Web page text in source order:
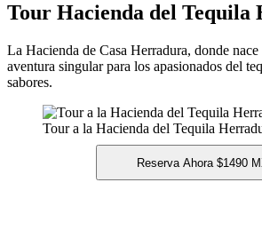
Tour Hacienda del Tequila
La Hacienda de Casa Herradura, donde
aventura singular para los apasionados del
sabores.
Tour a la Hacienda del Tequila